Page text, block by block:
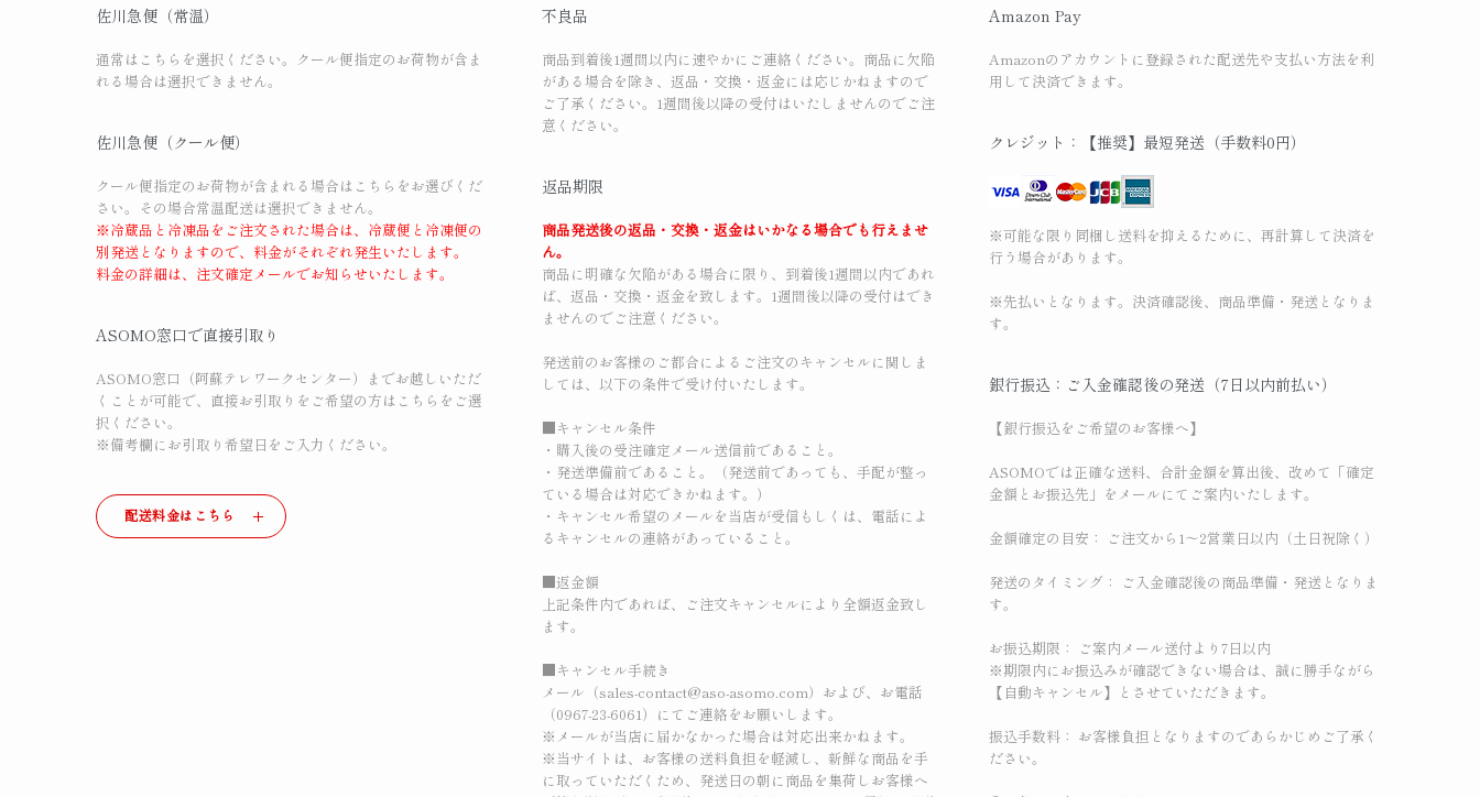
佐川急便（常温）
通常はこちらを選択ください。クール便指定のお荷物が含ま
れる場合は選択できません。
佐川急便（クール便）
クール便指定のお荷物が含まれる場合はこちらをお選びくだ
さい。その場合常温配送は選択できません。
※冷蔵品と冷凍品をご注文された場合は、冷蔵便と冷凍便の
別発送となりますので、料金がそれぞれ発生いたします。
料金の詳細は、注文確定メールでお知らせいたします。
ASOMO窓口で直接引取り
ASOMO窓口（阿蘇テレワークセンター）までお越しいただ
くことが可能で、直接お引取りをご希望の方はこちらをご選
択ください。
※備考欄にお引取り希望日をご入力ください。
配送料金はこちら
不良品
商品到着後1週間以内に速やかにご連絡ください。商品に欠陥
がある場合を除き、返品・交換・返金には応じかねますので
ご了承ください。1週間後以降の受付はいたしませんのでご注
意ください。
返品期限
商品発送後の返品・交換・返金はいかなる場合でも行えませ
ん。
商品に明確な欠陥がある場合に限り、到着後1週間以内であれ
ば、返品・交換・返金を致します。1週間後以降の受付はでき
ませんのでご注意ください。
発送前のお客様のご都合によるご注文のキャンセルに関しま
しては、以下の条件で受け付いたします。
■キャンセル条件
・購入後の受注確定メール送信前であること。
・発送準備前であること。（発送前であっても、手配が整っ
ている場合は対応できかねます。）
・キャンセル希望のメールを当店が受信もしくは、電話によ
るキャンセルの連絡があっていること。
■返金額
上記条件内であれば、ご注文キャンセルにより全額返金致し
ます。
■キャンセル手続き
メール（sales-contact@aso-asomo.com）および、お電話
（0967-23-6061）にてご連絡をお願いします。
※メールが当店に届かなかった場合は対応出来かねます。
※当サイトは、お客様の送料負担を軽減し、新鮮な商品を手
に取っていただくため、発送日の朝に商品を集荷しお客様へ
Amazon Pay
Amazonのアカウントに登録された配送先や支払い方法を利
用して決済できます。
クレジット：【推奨】最短発送（手数料0円）
※可能な限り同梱し送料を抑えるために、再計算して決済を
行う場合があります。
※先払いとなります。決済確認後、商品準備・発送となりま
す。
銀行振込：ご入金確認後の発送（7日以内前払い）
【銀行振込をご希望のお客様へ】
ASOMOでは正確な送料、合計金額を算出後、改めて「確定
金額とお振込先」をメールにてご案内いたします。
金額確定の目安： ご注文から1〜2営業日以内（土日祝除く）
発送のタイミング： ご入金確認後の商品準備・発送となりま
す。
お振込期限： ご案内メール送付より7日以内
※期限内にお振込みが確認できない場合は、誠に勝手ながら
【自動キャンセル】とさせていただきます。
振込手数料： お客様負担となりますのであらかじめご了承く
ださい。